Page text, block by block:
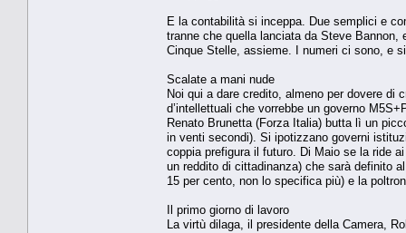
E la contabilità si inceppa. Due semplici e
tranne che quella lanciata da Steve
Cinque Stelle, assieme. I numeri ci sono, e
Scalate a mani nude
Noi qui a dare credito, almeno per dovere di
d’intellettuali che vorrebbe un governo
Renato Brunetta (Forza Italia) butta lì un
in venti secondi). Si ipotizzano governi
coppia prefigura il futuro. Di Maio se la ride
un reddito di cittadinanza) che sarà definito
15 per cento, non lo specifica più) e la
Il primo giorno di lavoro
La virtù dilaga, il presidente della Camera,